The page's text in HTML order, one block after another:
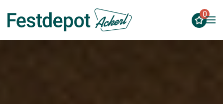
Zum Hauptinhalt springen
0